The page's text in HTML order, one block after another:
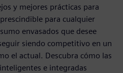
y mejores prácticas para
para cualquier
envasados que desee
siendo competitivo en un
el actual. Descubra cómo las
e integradas